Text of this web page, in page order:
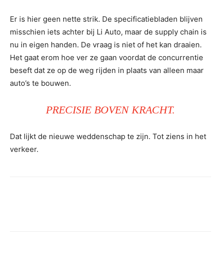
Er is hier geen nette strik. De specificatiebladen blijven
misschien iets achter bij Li Auto, maar de supply chain is
nu in eigen handen. De vraag is niet of het kan draaien.
Het gaat erom hoe ver ze gaan voordat de concurrentie
beseft dat ze op de weg rijden in plaats van alleen maar
auto’s te bouwen.
PRECISIE BOVEN KRACHT.
Dat lijkt de nieuwe weddenschap te zijn. Tot ziens in het
verkeer.